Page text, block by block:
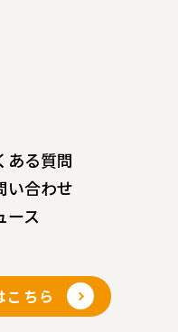
ある質問
い合わせ
ース
こちら